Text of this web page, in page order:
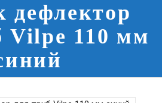
дефлектор
Vilpe 110 мм